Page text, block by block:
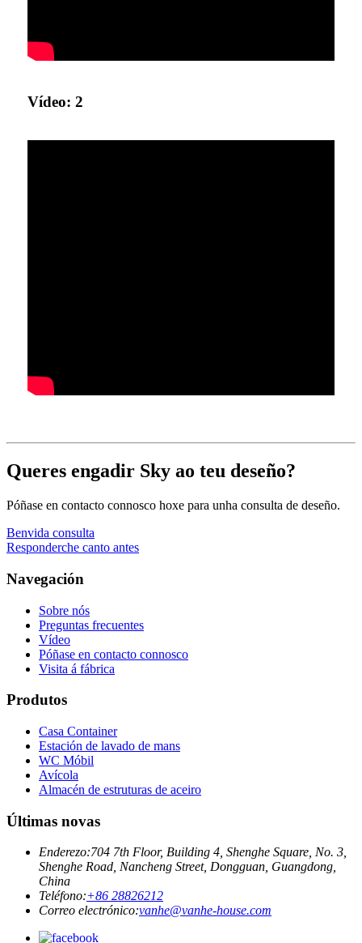
Vídeo: 2
Queres engadir Sky ao teu deseño?
Póñase en contacto connosco hoxe para unha consulta de deseño.
Benvida consulta
Responderche canto antes
Navegación
Sobre nós
Preguntas frecuentes
Vídeo
Póñase en contacto connosco
Visita á fábrica
Produtos
Casa Container
Estación de lavado de mans
WC Móbil
Avícola
Almacén de estruturas de aceiro
Últimas novas
Enderezo:704 7th Floor, Building 4, Shenghe Square, No. 3,
Shenghe Road, Nancheng Street, Dongguan, Guangdong,
China
Teléfono:+86 28826212
Correo electrónico:vanhe@vanhe-house.com